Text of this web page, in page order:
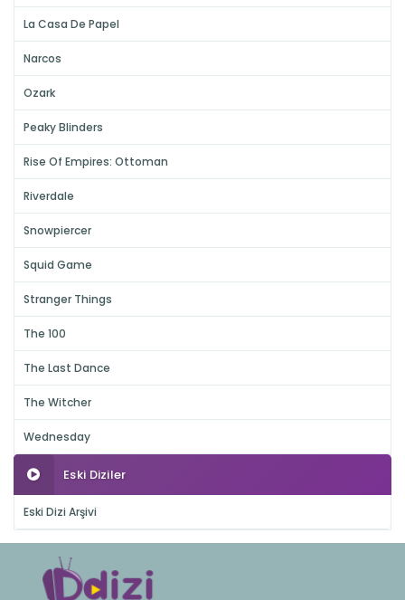
La Casa De Papel
Narcos
Ozark
Peaky Blinders
Rise Of Empires: Ottoman
Riverdale
Snowpiercer
Squid Game
Stranger Things
The 100
The Last Dance
The Witcher
Wednesday
Eski Diziler
Eski Dizi Arşivi